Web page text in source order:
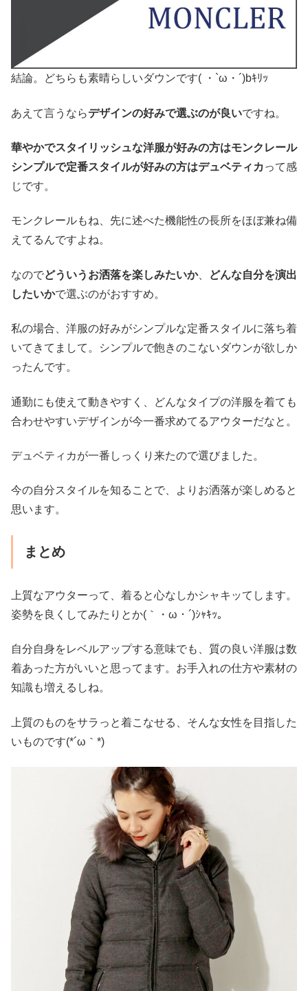
結論。どちらも素晴らしいダウンです( ・`ω・´)bｷﾘｯ
あえて言うならデザインの好みで選ぶのが良いですね。
華やかでスタイリッシュな洋服が好みの方はモンクレール
シンプルで定番スタイルが好みの方はデュベティカ って感
じです。
モンクレールもね、先に述べた機能性の長所をほぼ兼ね備
えてるんですよね。
なのでどういうお洒落を楽しみたいか、
どんな自分を演出
したいかで選ぶのがおすすめ。
私の場合、洋服の好みがシンプルな定番スタイルに落ち着
いてきてまして。シンプルで飽きのこないダウンが欲しか
ったんです。
通勤にも使えて動きやすく、どんなタイプの洋服を着ても
合わせやすいデザインが今一番求めてるアウターだなと。
デュベティカが一番しっくり来たので選びました。
今の自分スタイルを知ることで、よりお洒落が楽しめると
思います。
まとめ
上質なアウターって、着ると心なしかシャキッてします。
姿勢を良くしてみたりとか(｀・ω・´)ｼｬｷｯ。
自分自身をレベルアップする意味でも、質の良い洋服は数
着あった方がいいと思ってます。お手入れの仕方や素材の
知識も増えるしね。
上質のものをサラっと着こなせる、そんな女性を目指した
いものです(*´ω｀*)